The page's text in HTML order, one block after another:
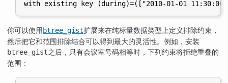
你可以使用btree_gist扩展来在纯标量数据类型上定义排除约束，
然后把它和范围排除结合可以得到最大的灵活性。例如，安装
btree_gist之后，只有会议室号码相等时，下列约束将拒绝重叠的
范围：